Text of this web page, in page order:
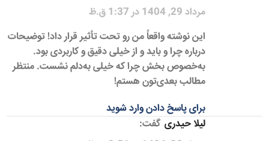
مرداد 29, 1404 در 1:37 ق.ظ
این نوشته واقعاً من رو تحت تأثیر قرار داد! توضیحات
درباره چرا و باید و از خیلی دقیق و کاربردی بود.
به‌خصوص بخش چرا که خیلی به‌دلم نشست. منتظر
مطالب بعدی‌تون هستم!
برای پاسخ دادن وارد شوید
لیلا حیدری گفت: